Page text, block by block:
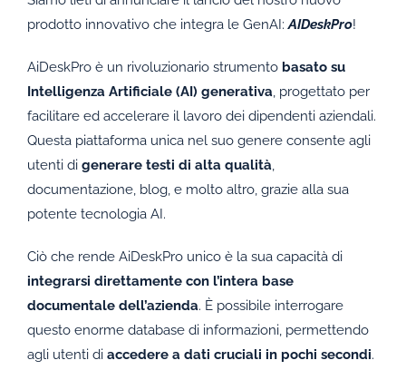
prodotto innovativo che integra le GenAI:AIDeskPro!
AiDeskPro è un rivoluzionario strumento basato su
Intelligenza Artificiale (AI) generativa, progettato per
facilitare ed accelerare il lavoro dei dipendenti aziendali.
Questa piattaforma unica nel suo genere consente agli
utenti di generare testi di alta qualità,
documentazione, blog, e molto altro, grazie alla sua
potente tecnologia AI.
Ciò che rende AiDeskPro unico è la sua capacità di
integrarsi direttamente con l’intera base
documentale dell’azienda. È possibile interrogare
questo enorme database di informazioni, permettendo
agli utenti di accedere a dati cruciali in pochi secondi.